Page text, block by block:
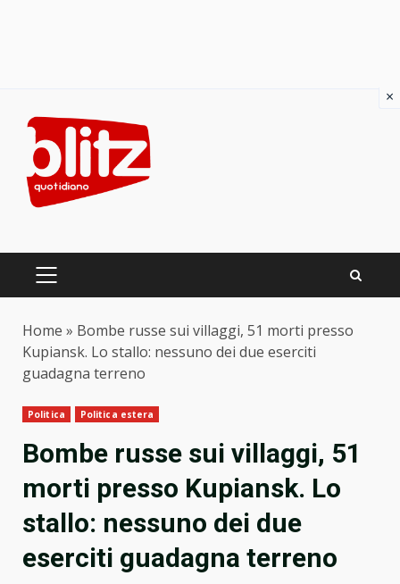
content
PRIMARY
Home » Bombe russe sui villaggi, 51 morti presso
Kupiansk. Lo stallo: nessuno dei due eserciti
guadagna terreno
Politica Politica estera
Bombe russe sui villaggi, 51
morti presso Kupiansk. Lo
stallo: nessuno dei due
eserciti guadagna terreno
×